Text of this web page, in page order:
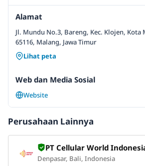
Alamat
Jl. Mundu No.3, Bareng, Kec. Klojen, Kota
65116, Malang, Jawa Timur
Lihat peta
Web dan Media Sosial
Website
Perusahaan Lainnya
PT Cellular World
Denpasar, Bali, Indonesia